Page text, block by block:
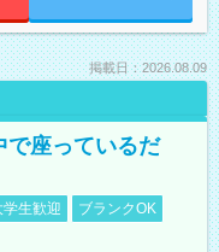
掲載日：2026.08.09
で座っているだ
学生歓迎
ブランクOK